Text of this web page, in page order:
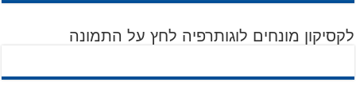
לקסיקון מונחים לוגותרפיה לחץ על התמונה